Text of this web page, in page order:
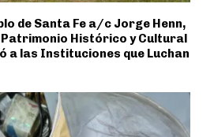
de Santa Fe a/c Jorge Henn,
Patrimonio Histórico y Cultural
a las Instituciones que Luchan